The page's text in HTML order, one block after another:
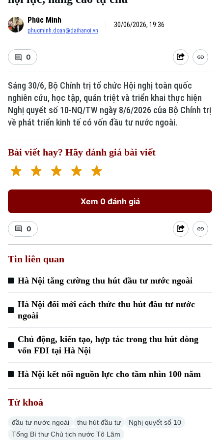
Xu hướng
Phúc Minh
phucminh.doan@daihanoi.vn
30/06/2026, 19:36
0
Sáng 30/6, Bộ Chính trị tổ chức Hội nghị toàn quốc
nghiên cứu, học tập, quán triệt và triển khai thực hiện
Nghị quyết số 10-NQ/TW ngày 8/6/2026 của Bộ Chính trị
về phát triển kinh tế có vốn đầu tư nước ngoài.
Bài viết hay? Hãy đánh giá bài viết
Xem 0 đánh giá
0
Tin liên quan
Hà Nội tăng cường thu hút đầu tư nước ngoài
Hà Nội đổi mới cách thức thu hút đầu tư nước
ngoài
Chủ động, kiến tạo, hợp tác trong thu hút dòng
vốn FDI tại Hà Nội
Hà Nội kết nối nguồn lực cho tầm nhìn 100 năm
Từ khoá
đầu tư nước ngoài thu hút đầu tư
Nghị quyết số 10
Tổng Bí thư Chủ tịch nước Tô Lâm